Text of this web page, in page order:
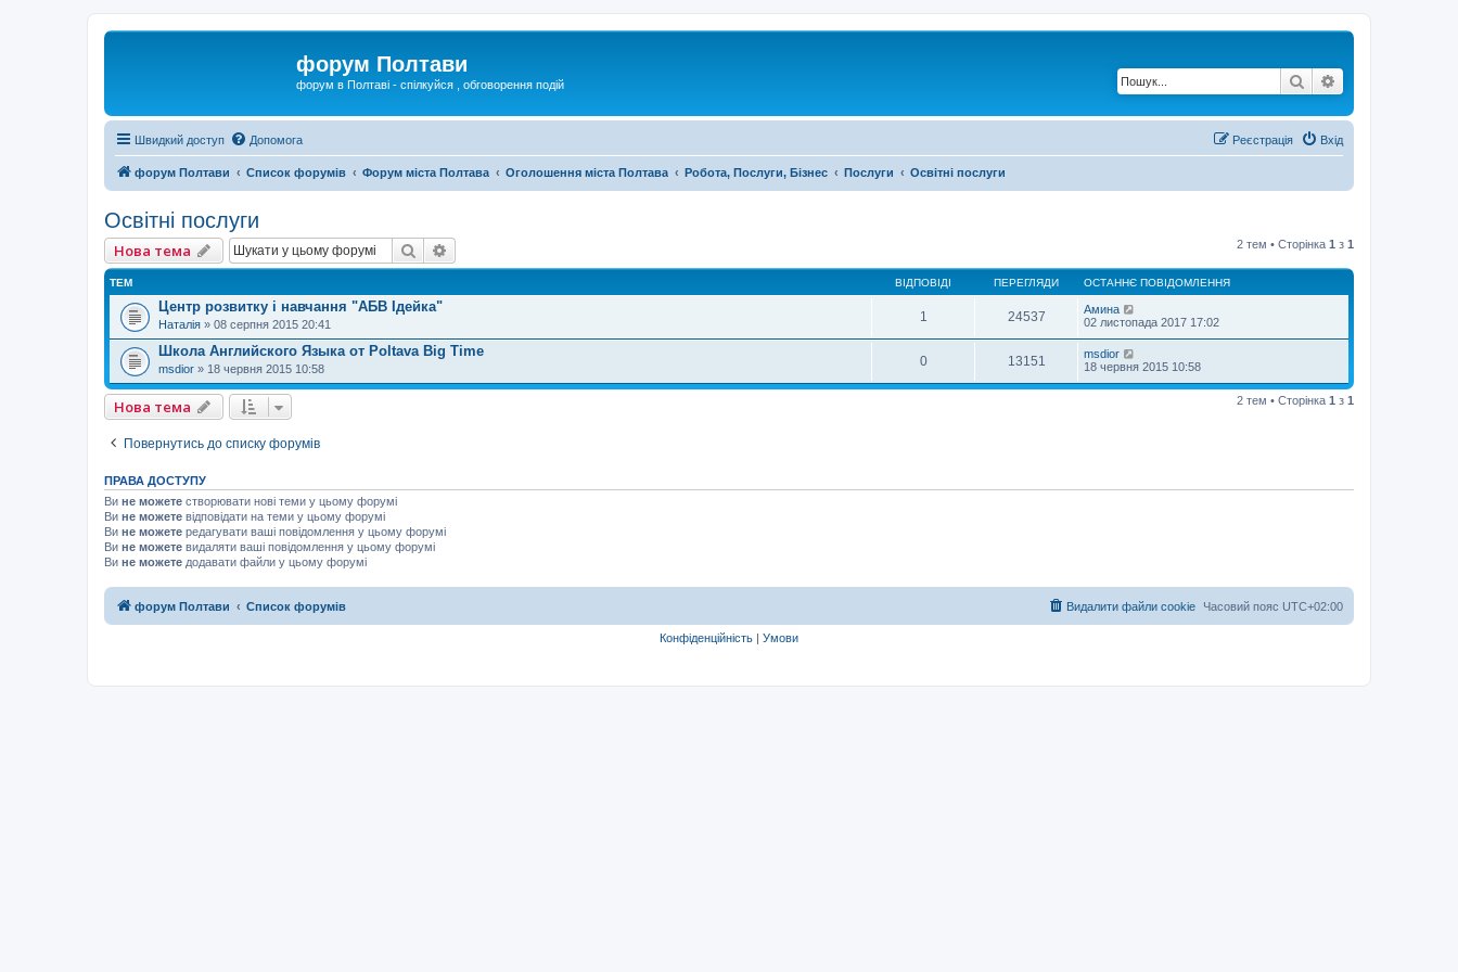
форум Полтави
форум в Полтаві - спілкуйся , обговорення подій Пошук
Швидкий доступ Допомога Вхід
Реєстрація
форум Полтави Список форумів Форум міста Полтава Оголошення міста Полтава Робота, Послуги, Бізнес Послуги Освітні послуги
Освітні послуги
Нова тема Пошук 2 тем • Сторінка 1 з 1
ТЕМ ВІДПОВІДІ ПЕРЕГЛЯДИ ОСТАННЄ ПОВІДОМЛЕННЯ
Центр розвитку і навчання "АБВ Ідейка"
Наталія » 08 серпня 2015 20:41
1 24537
Амина
02 листопада 2017 17:02
Школа Английского Языка от Poltava Big Time
msdior » 18 червня 2015 10:58
0 13151
msdior
18 червня 2015 10:58
Нова тема 2 тем • Сторінка 1 з 1
Повернутись до списку форумів
ПРАВА ДОСТУПУ
Ви не можете створювати нові теми у цьому форумі
Ви не можете відповідати на теми у цьому форумі
Ви не можете редагувати ваші повідомлення у цьому форумі
Ви не можете видаляти ваші повідомлення у цьому форумі
Ви не можете додавати файли у цьому форумі
форум Полтави Список форумів Часовий пояс UTC+02:00
Видалити файли cookie
Конфіденційність | Умови